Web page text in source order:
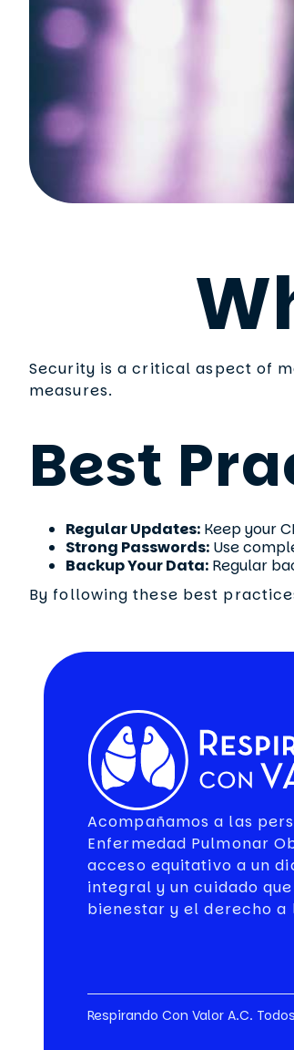
Security is a critical aspect of
measures.
Best
Regular Updates: Keep your
Strong Passwords: Use
Backup Your Data: Regular
By following these best
Acompañamos a las
Enfermedad Pulmonar
acceso equitativo a un
integral y un cuidado
bienestar y el derecho a
Respirando Con Valor A.C.